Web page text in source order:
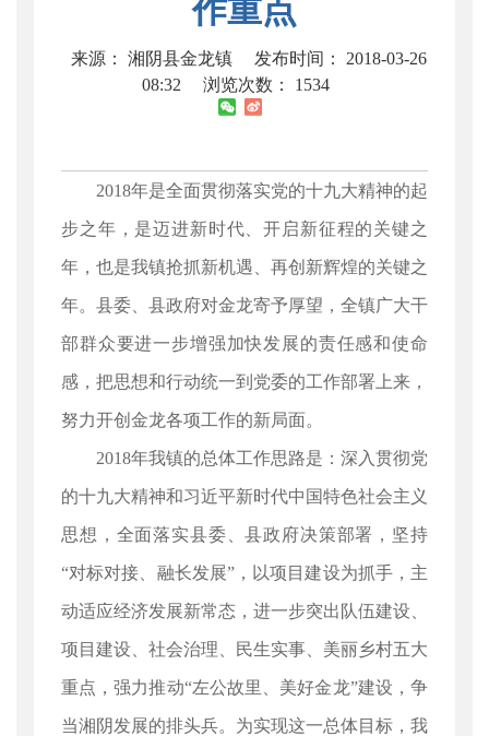
作重点
来源： 湘阴县金龙镇
发布时间： 2018-03-26
08:32
浏览次数： 1534
2018年是全面贯彻落实党的十九大精神的起
步之年，是迈进新时代、开启新征程的关键之
年，也是我镇抢抓新机遇、再创新辉煌的关键之
年。县委、县政府对金龙寄予厚望，全镇广大干
部群众要进一步增强加快发展的责任感和使命
感，把思想和行动统一到党委的工作部署上来，
努力开创金龙各项工作的新局面。
2018年我镇的总体工作思路是：深入贯彻党
的十九大精神和习近平新时代中国特色社会主义
思想，全面落实县委、县政府决策部署，坚持
“对标对接、融长发展”，以项目建设为抓手，主
动适应经济发展新常态，进一步突出队伍建设、
项目建设、社会治理、民生实事、美丽乡村五大
重点，强力推动“左公故里、美好金龙”建设，争
当湘阴发展的排头兵。为实现这一总体目标，我